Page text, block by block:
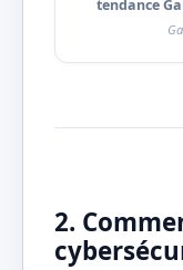
tendance
2.